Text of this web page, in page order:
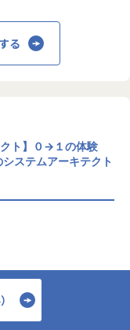
課題も解決す
」というビジ
のサーキュレー
を用いて開発体
身の志向性に合
きる
境
し、技術的な意
、実行力と次の
く充実感を得ら
観点からサポ
ャーナル）：兼
手続き・管理を
性向上、新規
）、人事関
定、海外展開支
・資金調達、シ
門起ち上げ 等
pro-sh
ざいます。
提供を行いま
おります。
力や志向、市
ていただきま
ービスビジネス
受託」だけでな
を持つ企業との
ス」も展開して
援や最新技術を
ます。
た世の中で技術
めに、エンジ
考え事業運営を
る
クト】０→１の体験
ステムアーキテクト
者）」に対し
でを一気通貫で
規サービス立ち